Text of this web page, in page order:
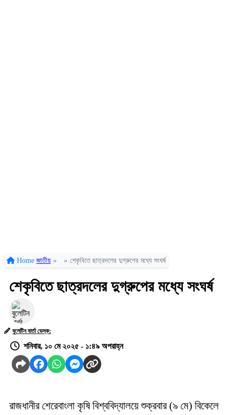
Home জাতীয় » » শেকৃবিতে ছাত্রদলের দুগ্রুপের মধ্যে সংঘর্ষ
শেকৃবিতে ছাত্রদলের দুগ্রুপের মধ্যে সংঘর্ষ
বুলেটিন বার্তা ডেস্ক:
শনিবার, ১০ মে ২০২৫ - ১:৪৯ অপরাহ্ন
রাজধানীর শেরেবাংলা কৃষি বিশ্ববিদ্যালয়ে শুক্রবার (৯ মে) বিকেলে